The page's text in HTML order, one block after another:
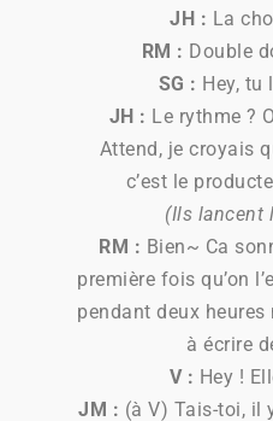
JH : La
RM : Double
SG : Hey, tu
JH : Le rythme ?
Attend, je croyais
c’est le
(Ils lancent
RM : Bien~ Ca
première fois qu’on
pendant deux heures
à écrire
V : Hey !
JM : (à V) Tais-toi, il